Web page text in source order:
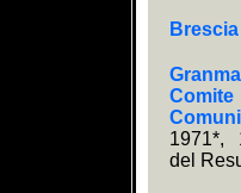
1971*,
del